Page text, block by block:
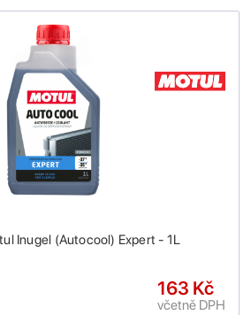
Inugel (Autocool) Expert - 1L
163 Kč
včetně DPH